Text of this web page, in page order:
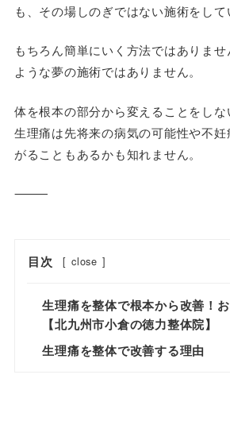
も、その場しのぎではない施術をして
もちろん簡単にいく方法ではありま
ような夢の施術ではありません。
体を根本の部分から変えることをし
生理痛は先将来の病気の可能性や不
がることもあるかも知れません。
⸻
目次 [ close ]
生理痛を整体で根本から改善！
【北九州市小倉の徳力整体院】
生理痛を整体で改善する理由